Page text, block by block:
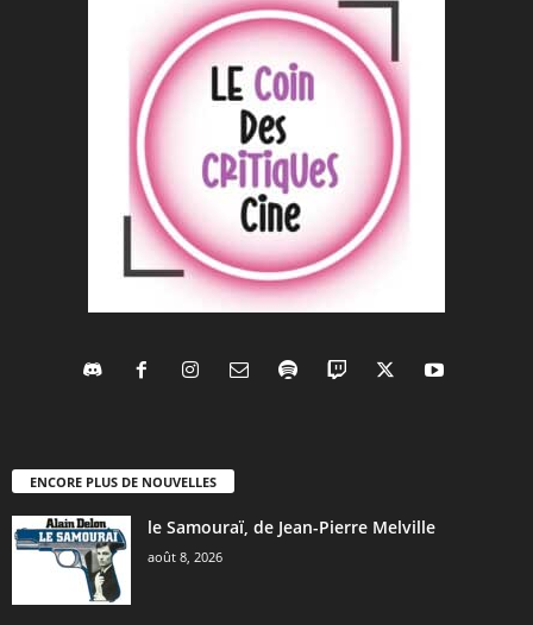
ENCORE PLUS DE NOUVELLES
le Samouraï, de Jean-Pierre Melville
août 8, 2026